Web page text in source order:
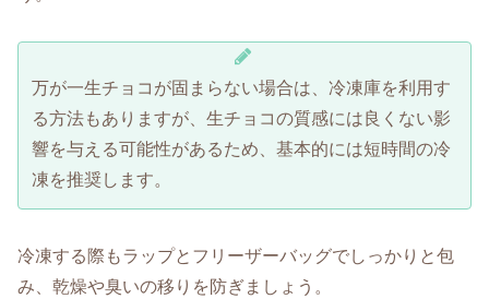
万が一生チョコが固まらない場合は、冷凍庫を利用す
る方法もありますが、生チョコの質感には良くない影
響を与える可能性があるため、基本的には短時間の冷
凍を推奨します。
冷凍する際もラップとフリーザーバッグでしっかりと包
み、乾燥や臭いの移りを防ぎましょう。